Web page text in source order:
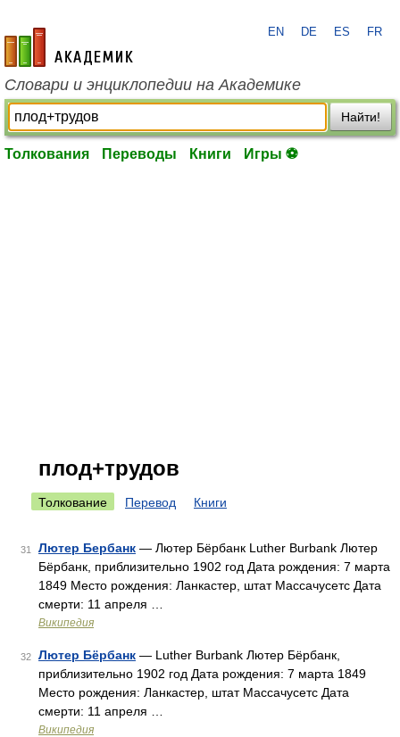
academic.ru
EN DE ES FR
Словари и энциклопедии на Академике
Найти!
Толкования Переводы Книги Игры ⚽
плод+трудов
Толкование Перевод Книги
31 Лютер Бербанк — Лютер Бёрбанк Luther Burbank Лютер
Бёрбанк, приблизительно 1902 год Дата рождения: 7 марта
1849 Место рождения: Ланкастер, штат Массачусетс Дата
смерти: 11 апреля …
Википедия
32 Лютер Бёрбанк — Luther Burbank Лютер Бёрбанк,
приблизительно 1902 год Дата рождения: 7 марта 1849
Место рождения: Ланкастер, штат Массачусетс Дата
смерти: 11 апреля …
Википедия